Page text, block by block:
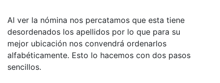
Al ver la nómina nos percatamos que esta tiene
desordenados los apellidos por lo que para su
mejor ubicación nos convendrá ordenarlos
alfabéticamente. Esto lo hacemos con dos pasos
sencillos.